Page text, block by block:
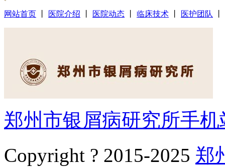
网站首页 医院介绍 医院动态 临床技术 医护团队
郑州市银屑病研究所手机
Copyright ? 2015-2025 郑